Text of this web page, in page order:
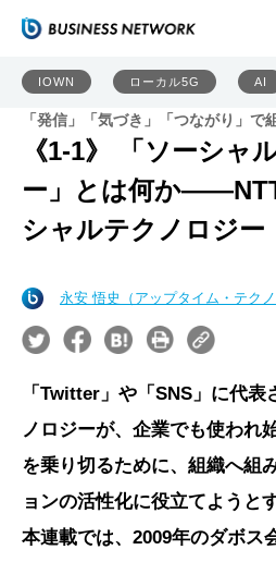
IOWN ローカル5G AI
「発信」「気づき」「つながり」で
《1-1》 「ソーシャ
ー」とは何か
シャルテクノロジー
永安 悟史（アップタイム・テクノ
「Twitter」や「SNS」に代表
ノロジーが、企業でも使われ
を乗り切るために、組織へ組
ョンの活性化に役立てようと
本連載では、2009年のダボス